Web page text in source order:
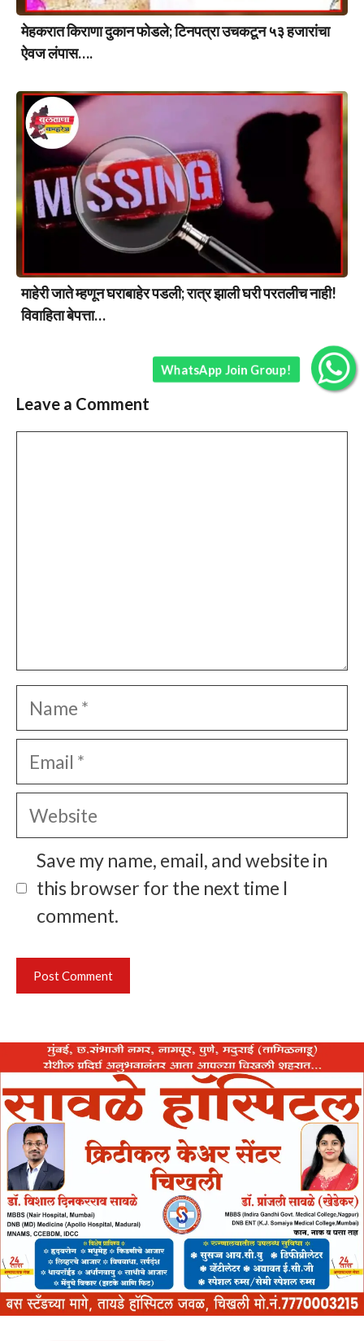
मेहकरात किराणा दुकान फोडले; टिनपत्रा उचकटून ५३ हजारांचा
ऐवज लंपास….
माहेरी जाते म्हणून घराबाहेर पडली; रात्र झाली घरी परतलीच नाही!
विवाहिता बेपत्ता…
Leave a Comment
Name
Email
Website
Save my name, email, and website in
this browser for the next time I
comment.
WhatsApp Join Group!